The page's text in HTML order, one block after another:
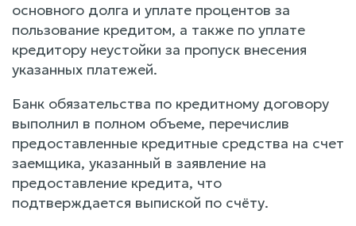
основного долга и уплате процентов за
пользование кредитом, а также по уплате
кредитору неустойки за пропуск внесения
указанных платежей.
Банк обязательства по кредитному договору
выполнил в полном объеме, перечислив
предоставленные кредитные средства на счет
заемщика, указанный в заявление на
предоставление кредита, что
подтверждается выпиской по счёту.